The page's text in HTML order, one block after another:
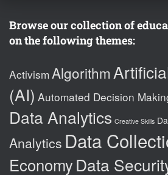
Browse our collection of
on the following themes:
Activism Algorithm
(AI) Automated Decision
Data Analytics Creative Skills
Analytics Data
EconomyData